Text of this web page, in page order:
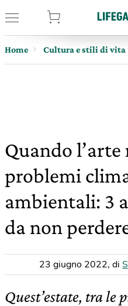
Home Cultura e stili di vita
Quando
problemi
ambientali: 3
da non
23 giugno 2022, di
Quest’estate, tra le